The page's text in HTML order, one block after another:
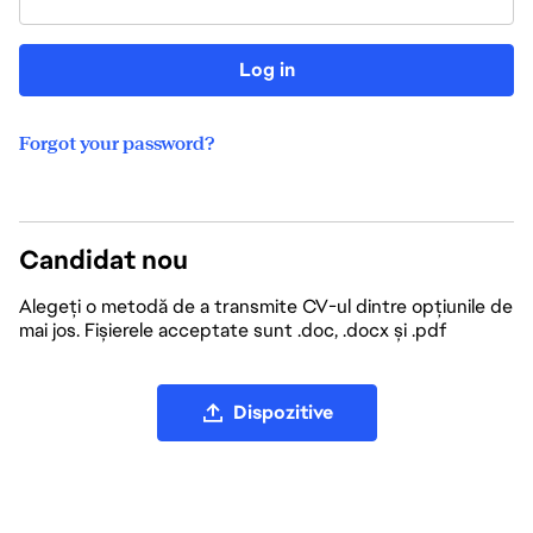
Log in
Forgot your password?
Candidat nou
Alegeți o metodă de a transmite CV-ul dintre opțiunile de
mai jos. Fișierele acceptate sunt .doc, .docx și .pdf
Dispozitive